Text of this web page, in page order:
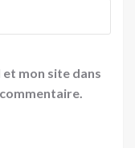
mon site dans